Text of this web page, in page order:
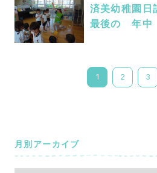
済美幼稚園
最後の 年
1 2 3
月別アーカイブ